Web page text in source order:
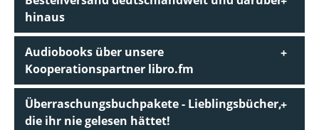
hinaus
Audiobooks über unsere
Kooperationspartner libro.fm
Überraschungsbuchpakete - Lieblingsbücher,
die ihr nie gelesen hättet!